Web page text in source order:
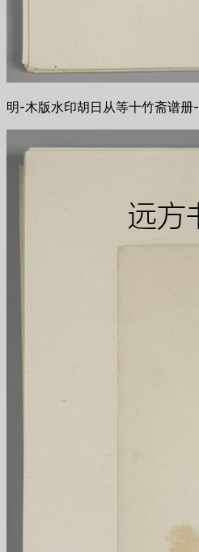
明-木版水印胡日从等十竹斋谱册-